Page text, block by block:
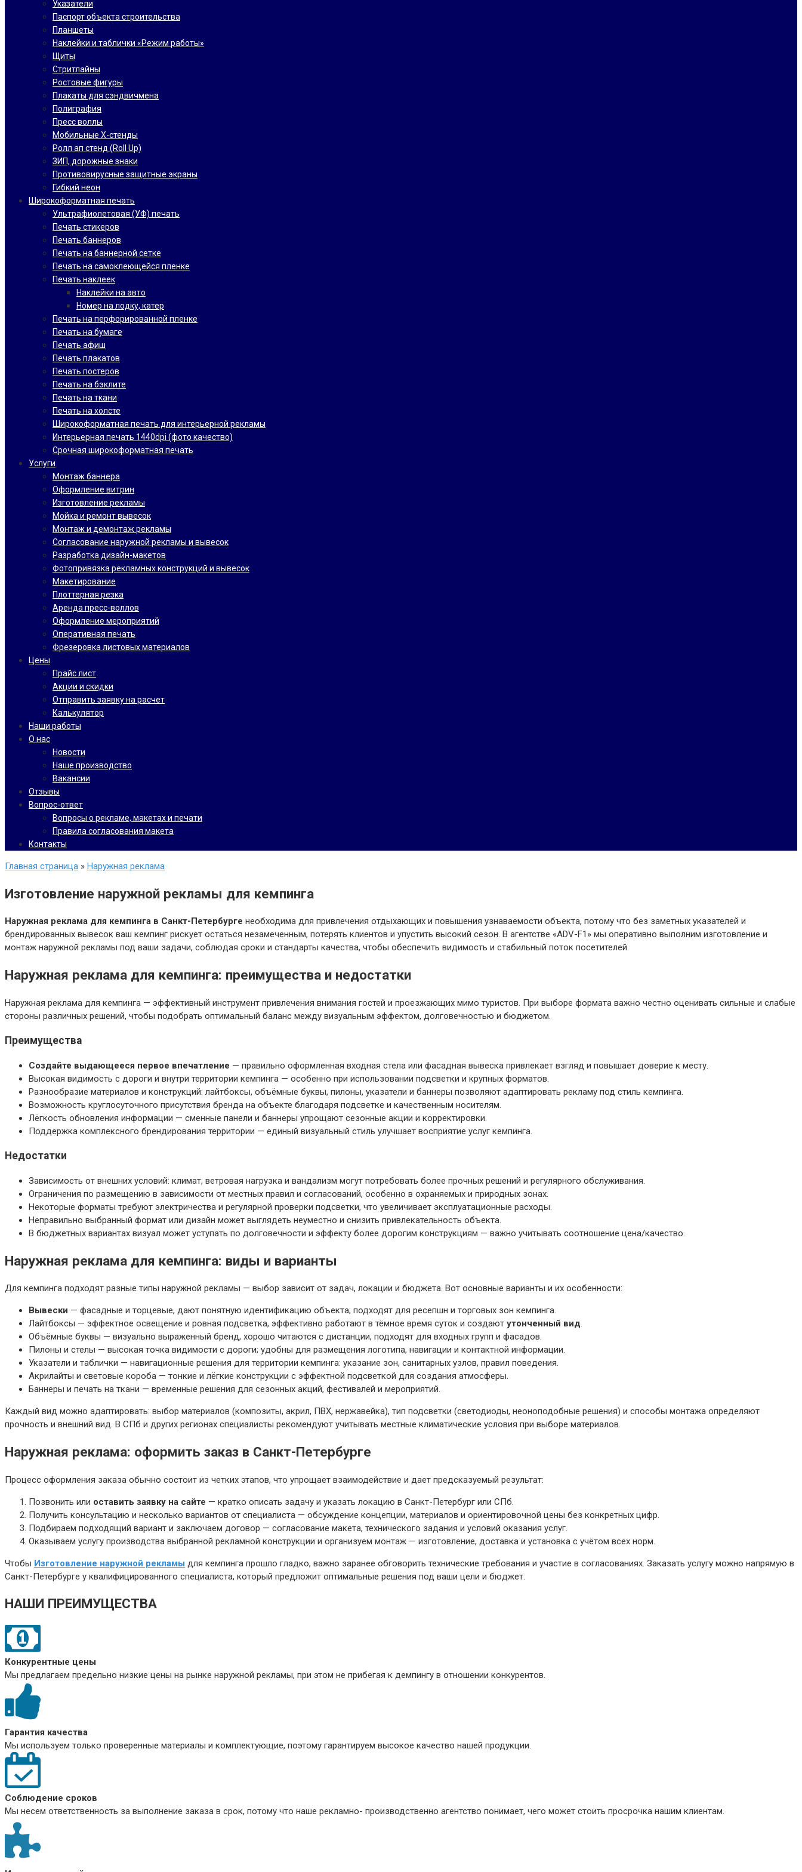
Указатели
Паспорт объекта строительства
Планшеты
Наклейки и таблички «Режим работы»
Щиты
Стритлайны
Ростовые фигуры
Плакаты для сэндвичмена
Полиграфия
Пресс воллы
Мобильные Х-стенды
Ролл ап стенд (Roll Up)
ЗИП, дорожные знаки
Противовирусные защитные экраны
Гибкий неон
Широкоформатная печать
Ультрафиолетовая (УФ) печать
Печать стикеров
Печать баннеров
Печать на баннерной сетке
Печать на самоклеющейся пленке
Печать наклеек
Наклейки на авто
Номер на лодку, катер
Печать на перфорированной пленке
Печать на бумаге
Печать афиш
Печать плакатов
Печать постеров
Печать на бэклите
Печать на ткани
Печать на холсте
Широкоформатная печать для интерьерной рекламы
Интерьерная печать 1440dpi (фото качество)
Срочная широкоформатная печать
Услуги
Монтаж баннера
Оформление витрин
Изготовление рекламы
Мойка и ремонт вывесок
Монтаж и демонтаж рекламы
Согласование наружной рекламы и вывесок
Разработка дизайн-макетов
Фотопривязка рекламных конструкций и вывесок
Макетирование
Плоттерная резка
Аренда пресс-воллов
Оформление мероприятий
Оперативная печать
Фрезеровка листовых материалов
Цены
Прайс лист
Акции и скидки
Отправить заявку на расчет
Калькулятор
Наши работы
О нас
Новости
Наше производство
Вакансии
Отзывы
Вопрос-ответ
Вопросы о рекламе, макетах и печати
Правила согласования макета
Контакты
Главная страница » Наружная реклама
Изготовление наружной рекламы для кемпинга
Наружная реклама для кемпинга в Санкт-Петербурге необходима для привлечения отдыхающих и повышения узнаваемости объекта, потому что без заметных указателей и
брендированных вывесок ваш кемпинг рискует остаться незамеченным, потерять клиентов и упустить высокий сезон. В агентстве «ADV-F1» мы оперативно выполним изготовление и
монтаж наружной рекламы под ваши задачи, соблюдая сроки и стандарты качества, чтобы обеспечить видимость и стабильный поток посетителей.
Наружная реклама для кемпинга: преимущества и недостатки
Наружная реклама для кемпинга — эффективный инструмент привлечения внимания гостей и проезжающих мимо туристов. При выборе формата важно честно оценивать сильные и слабые
стороны различных решений, чтобы подобрать оптимальный баланс между визуальным эффектом, долговечностью и бюджетом.
Преимущества
Создайте выдающееся первое впечатление — правильно оформленная входная стела или фасадная вывеска привлекает взгляд и повышает доверие к месту.
Высокая видимость с дороги и внутри территории кемпинга — особенно при использовании подсветки и крупных форматов.
Разнообразие материалов и конструкций: лайтбоксы, объёмные буквы, пилоны, указатели и баннеры позволяют адаптировать рекламу под стиль кемпинга.
Возможность круглосуточного присутствия бренда на объекте благодаря подсветке и качественным носителям.
Лёгкость обновления информации — сменные панели и баннеры упрощают сезонные акции и корректировки.
Поддержка комплексного брендирования территории — единый визуальный стиль улучшает восприятие услуг кемпинга.
Недостатки
Зависимость от внешних условий: климат, ветровая нагрузка и вандализм могут потребовать более прочных решений и регулярного обслуживания.
Ограничения по размещению в зависимости от местных правил и согласований, особенно в охраняемых и природных зонах.
Некоторые форматы требуют электричества и регулярной проверки подсветки, что увеличивает эксплуатационные расходы.
Неправильно выбранный формат или дизайн может выглядеть неуместно и снизить привлекательность объекта.
В бюджетных вариантах визуал может уступать по долговечности и эффекту более дорогим конструкциям — важно учитывать соотношение цена/качество.
Наружная реклама для кемпинга: виды и варианты
Для кемпинга подходят разные типы наружной рекламы — выбор зависит от задач, локации и бюджета. Вот основные варианты и их особенности:
Вывески — фасадные и торцевые, дают понятную идентификацию объекта; подходят для ресепшн и торговых зон кемпинга.
Лайтбоксы — эффектное освещение и ровная подсветка, эффективно работают в тёмное время суток и создают утонченный вид.
Объёмные буквы — визуально выраженный бренд, хорошо читаются с дистанции, подходят для входных групп и фасадов.
Пилоны и стелы — высокая точка видимости с дороги; удобны для размещения логотипа, навигации и контактной информации.
Указатели и таблички — навигационные решения для территории кемпинга: указание зон, санитарных узлов, правил поведения.
Акрилайты и световые короба — тонкие и лёгкие конструкции с эффектной подсветкой для создания атмосферы.
Баннеры и печать на ткани — временные решения для сезонных акций, фестивалей и мероприятий.
Каждый вид можно адаптировать: выбор материалов (композиты, акрил, ПВХ, нержавейка), тип подсветки (светодиоды, неоноподобные решения) и способы монтажа определяют
прочность и внешний вид. В СПб и других регионах специалисты рекомендуют учитывать местные климатические условия при выборе материалов.
Наружная реклама: оформить заказ в Санкт-Петербурге
Процесс оформления заказа обычно состоит из четких этапов, что упрощает взаимодействие и дает предсказуемый результат:
Позвонить или оставить заявку на сайте — кратко описать задачу и указать локацию в Санкт-Петербург или СПб.
Получить консультацию и несколько вариантов от специалиста — обсуждение концепции, материалов и ориентировочной цены без конкретных цифр.
Подбираем подходящий вариант и заключаем договор — согласование макета, технического задания и условий оказания услуг.
Оказываем услугу производства выбранной рекламной конструкции и организуем монтаж — изготовление, доставка и установка с учётом всех норм.
Чтобы Изготовление наружной рекламы для кемпинга прошло гладко, важно заранее обговорить технические требования и участие в согласованиях. Заказать услугу можно напрямую в
Санкт-Петербурге у квалифицированного специалиста, который предложит оптимальные решения под ваши цели и бюджет.
НАШИ ПРЕИМУЩЕСТВА
Конкурентные цены
Мы предлагаем предельно низкие цены на рынке наружной рекламы, при этом не прибегая к демпингу в отношении конкурентов.
Гарантия качества
Мы используем только проверенные материалы и комплектующие, поэтому гарантируем высокое качество нашей продукции.
Соблюдение сроков
Мы несем ответственность за выполнение заказа в срок, потому что наше рекламно- производственно агентство понимает, чего может стоить просрочка нашим клиентам.